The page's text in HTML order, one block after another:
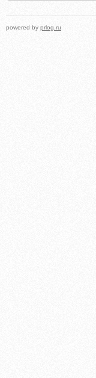
powered by prlog.ru